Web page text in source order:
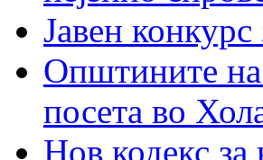
Јавен
Општините на
посета во
Нов кодекс